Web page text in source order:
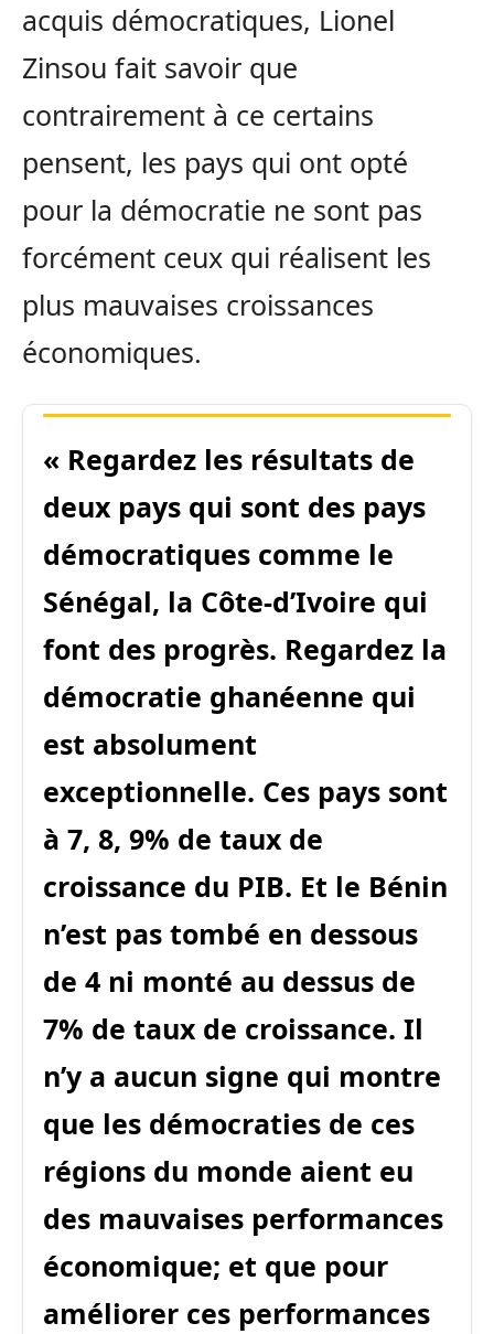
acquis démocratiques, Lionel
Zinsou fait savoir que
contrairement à ce certains
pensent, les pays qui ont opté
pour la démocratie ne sont pas
forcément ceux qui réalisent les
plus mauvaises croissances
économiques.
« Regardez les résultats de
deux pays qui sont des pays
démocratiques comme le
Sénégal, la Côte-d’Ivoire qui
font des progrès. Regardez la
démocratie ghanéenne qui
est absolument
exceptionnelle. Ces pays sont
à 7, 8, 9% de taux de
croissance du PIB. Et le Bénin
n’est pas tombé en dessous
de 4 ni monté au dessus de
7% de taux de croissance. Il
n’y a aucun signe qui montre
que les démocraties de ces
régions du monde aient eu
des mauvaises performances
économique; et que pour
améliorer ces performances